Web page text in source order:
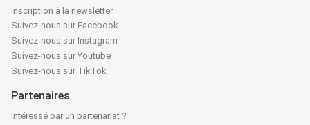
Inscription à la newsletter
Suivez-nous sur Facebook
Suivez-nous sur Instagram
Suivez-nous sur Youtube
Suivez-nous sur TikTok
Partenaires
Intéressé par un partenariat ?